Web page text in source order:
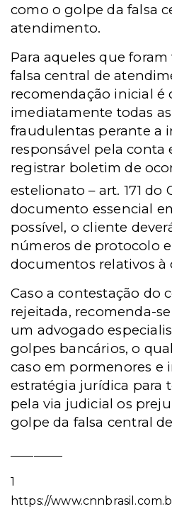
como o golpe da falsa
atendimento.
Para aqueles que
falsa central de
recomendação inicial é
imediatamente todas
fraudulentas perante a
responsável pela conta
registrar boletim de
estelionato – art. 171 do
documento essencial
possível, o cliente
números de protocolo
documentos relativos à
Caso a contestação do
rejeitada, recomenda-
um advogado
golpes bancários, o
caso em pormenores e
estratégia jurídica para
pela via judicial os
golpe da falsa central
1
https://